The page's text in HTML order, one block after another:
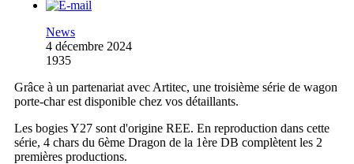
News
4 décembre 2024
1935
Grâce à un partenariat avec Artitec, une troisième série de wagon
porte-char est disponible chez vos détaillants.
Les bogies Y27 sont d'origine REE. En reproduction dans cette
série, 4 chars du 6ème Dragon de la 1ère DB complètent les 2
premières productions.